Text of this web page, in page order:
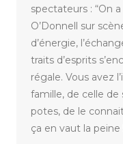
spectateurs : “On
O’Donnell sur
d’énergie,
traits d’esprits
régale. Vous avez
famille, de celle de
potes, de le
ça en vaut la peine